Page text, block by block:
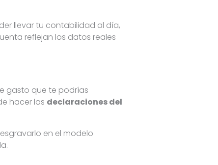
llevar tu contabilidad al día,
reflejan los datos reales
gasto que te podrías
hacer las declaraciones del
en el modelo